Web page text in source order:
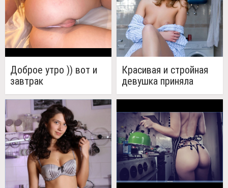
Доброе утро )) вот и
завтрак
Красивая и стройная
девушка приняла
утренний душ (20
фото)